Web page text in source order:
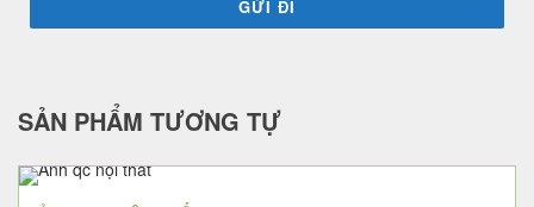
SẢN PHẨM TƯƠNG TỰ